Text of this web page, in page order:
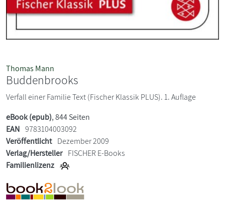
Thomas Mann
Buddenbrooks
Verfall einer Familie Text (Fischer Klassik PLUS). 1. Auflage
eBook (epub), 844 Seiten
EAN 9783104003092
Veröffentlicht Dezember 2009
Verlag/Hersteller FISCHER E-Books
Familienlizenz